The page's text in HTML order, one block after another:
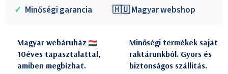
✓ Minőségi garancia 🇭🇺 Magyar webshop
Magyar webáruház
10éves tapasztalattal,
amiben megbízhat.
Minőségi termékek saját
raktárunkból. Gyors és
biztonságos szállitás.